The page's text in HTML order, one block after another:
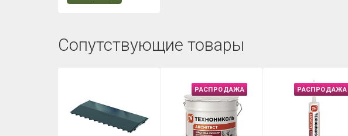
Сопутствующие товары
РАСПРОДАЖА РАСПРОДАЖА